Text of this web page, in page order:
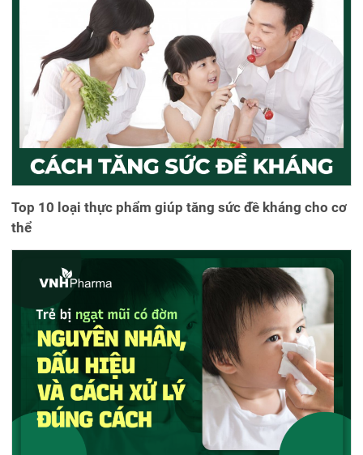
Top 10 loại thực phẩm giúp tăng sức đề kháng cho cơ
thể